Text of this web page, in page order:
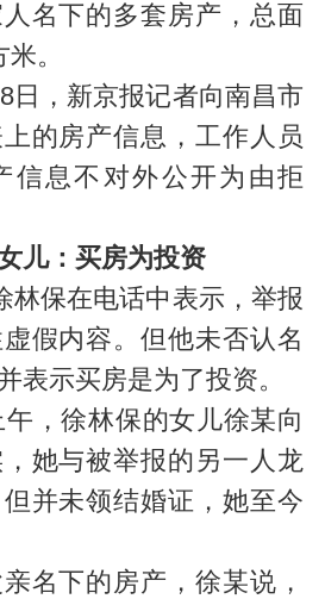
名下的多套房产，总面
。
，新京报记者向南昌市
的房产信息，工作人员
信息不对外公开为由拒
：买房为投资
保在电话中表示，举报
假内容。但他未否认名
表示买房是为了投资。
徐林保的女儿徐某向
她与被举报的另一人龙
并未领结婚证，她至今
下的房产，徐某说，